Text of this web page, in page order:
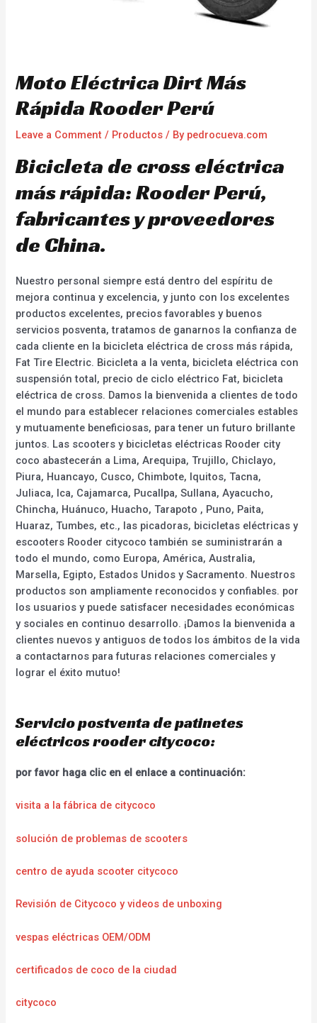
Moto Eléctrica Dirt Más
Rápida Rooder Perú
Leave a Comment / Productos / By pedrocueva.com
Bicicleta de cross eléctrica
más rápida: Rooder Perú,
fabricantes y proveedores
de China.
Nuestro personal siempre está dentro del espíritu de
mejora continua y excelencia, y junto con los excelentes
productos excelentes, precios favorables y buenos
servicios posventa, tratamos de ganarnos la confianza de
cada cliente en la bicicleta eléctrica de cross más rápida,
Fat Tire Electric. Bicicleta a la venta, bicicleta eléctrica con
suspensión total, precio de ciclo eléctrico Fat, bicicleta
eléctrica de cross. Damos la bienvenida a clientes de todo
el mundo para establecer relaciones comerciales estables
y mutuamente beneficiosas, para tener un futuro brillante
juntos. Las scooters y bicicletas eléctricas Rooder city
coco abastecerán a Lima, Arequipa, Trujillo, Chiclayo,
Piura, Huancayo, Cusco, Chimbote, Iquitos, Tacna,
Juliaca, Ica, Cajamarca, Pucallpa, Sullana, Ayacucho,
Chincha, Huánuco, Huacho, Tarapoto , Puno, Paita,
Huaraz, Tumbes, etc., las picadoras, bicicletas eléctricas y
escooters Rooder citycoco también se suministrarán a
todo el mundo, como Europa, América, Australia,
Marsella, Egipto, Estados Unidos y Sacramento. Nuestros
productos son ampliamente reconocidos y confiables. por
los usuarios y puede satisfacer necesidades económicas
y sociales en continuo desarrollo. ¡Damos la bienvenida a
clientes nuevos y antiguos de todos los ámbitos de la vida
a contactarnos para futuras relaciones comerciales y
lograr el éxito mutuo!
Servicio postventa de patinetes
eléctricos rooder citycoco:
por favor haga clic en el enlace a continuación:
visita a la fábrica de citycoco
solución de problemas de scooters
centro de ayuda scooter citycoco
Revisión de Citycoco y videos de unboxing
vespas eléctricas OEM/ODM
certificados de coco de la ciudad
citycoco